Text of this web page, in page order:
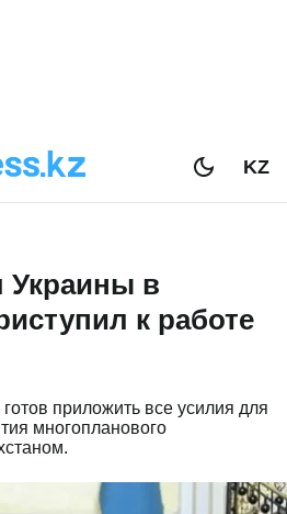
KZ
в
к работе
приложить все усилия для
многопланового